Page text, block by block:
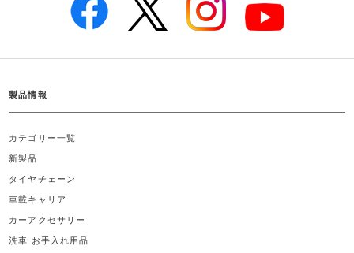
製品情報
カテゴリー一覧
新製品
タイヤチェーン
車載キャリア
カーアクセサリー
洗車 お手入れ用品